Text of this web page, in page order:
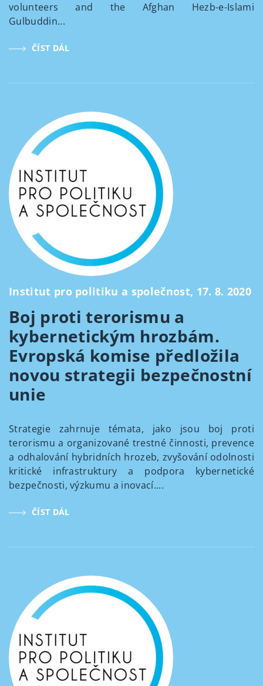
volunteers and the Afghan Hezb-e-Islami
Gulbuddin...
ČÍST DÁL
Institut pro politiku a společnost, 17. 8. 2020
Boj proti terorismu a
kybernetickým hrozbám.
Evropská komise předložila
novou strategii bezpečnostní
unie
Strategie zahrnuje témata, jako jsou boj proti
terorismu a organizované trestné činnosti, prevence
a odhalování hybridních hrozeb, zvyšování odolnosti
kritické infrastruktury a podpora kybernetické
bezpečnosti, výzkumu a inovací....
ČÍST DÁL